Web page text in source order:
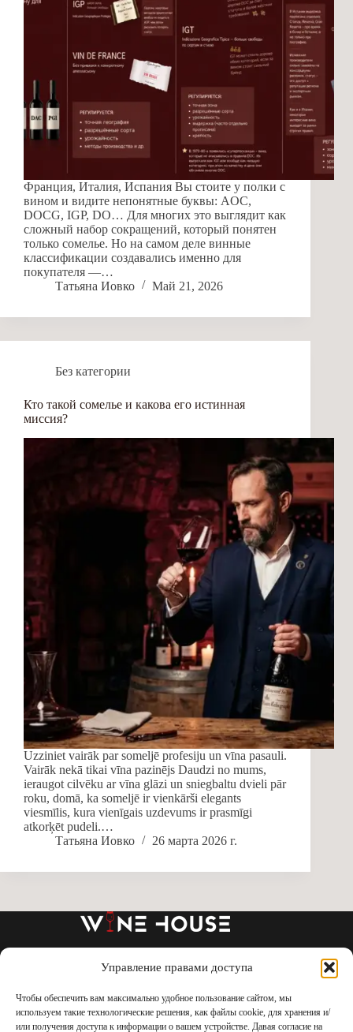
Управление правами доступа
Чтобы обеспечить вам максимально удобное пользование сайтом, мы
используем такие технологические решения, как файлы cookie, для хранения и/
или получения доступа к информации о вашем устройстве. Давая согласие на
Франция, Италия, Испания Вы стоите у полки с
вином и видите непонятные буквы: AOC,
DOCG, IGP, DO… Для многих это выглядит как
сложный набор сокращений, который понятен
только сомелье. Но на самом деле винные
классификации создавались именно для
покупателя —…
Татьяна Иовко
Май 21, 2026
Без категории
Кто такой сомелье и какова его истинная
миссия?
Uzziniet vairāk par someljē profesiju un vīna pasauli.
Vairāk nekā tikai vīna pazinējs Daudzi no mums,
ieraugot cilvēku ar vīna glāzi un sniegbaltu dvieli pār
roku, domā, ka someljē ir vienkārši elegants
viesmīlis, kura vienīgais uzdevums ir prasmīgi
atkorķēt pudeli.…
Татьяна Иовко
26 марта 2026 г.
МАГАЗИН
Винная школа
Дегустации
Мероприятия
Политика конфиденциальности
Политика использования файлов cookie